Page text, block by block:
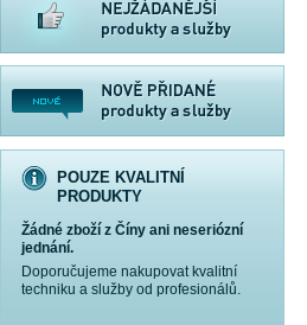
POUZE KVALITNÍ
PRODUKTY
Žádné zboží z Číny ani neseriózní
jednání.
Doporučujeme nakupovat kvalitní
techniku a služby od profesionálů.